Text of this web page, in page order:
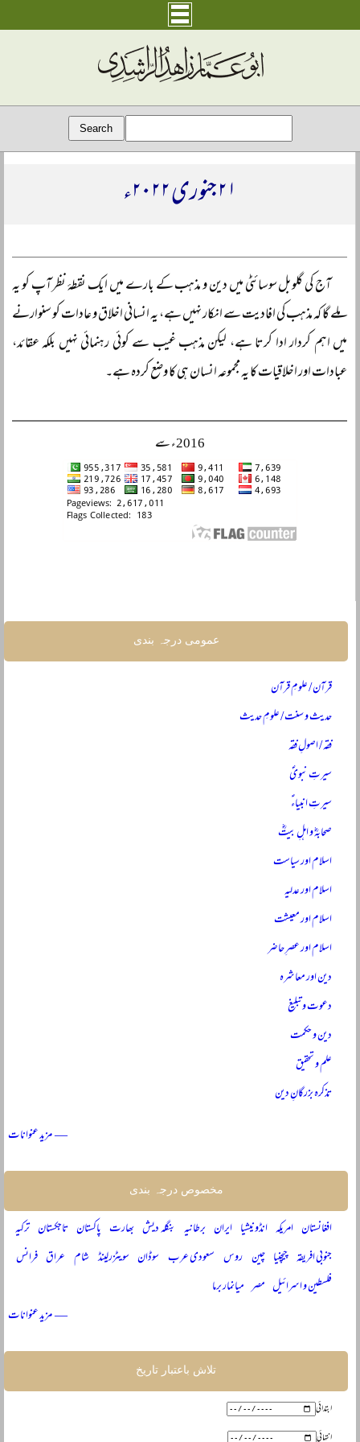
۲۱ جنوری ۲۰۲۲ء
آج کی گلوبل سوسائٹی میں دین و مذہب کے بارے میں ایک نقطۂ نظر آپ کو یہ
ملے گا کہ مذہب کی افادیت سے انکار نہیں ہے، یہ انسانی اخلاق و عادات کو سنوارنے
میں اہم کردار ادا کرتا ہے، لیکن مذہب غیب سے کوئی رہنمائی نہیں بلکہ عقائد،
عبادات اور اخلاقیات کا یہ مجموعہ انسان ہی کا وضع کردہ ہے۔
2016ء سے
عمومی درجہ بندی
قرآن / علومِ قرآن
حدیث و سنت / علومِ حدیث
فقہ / اصولِ فقہ
سیرتِ نبویؐ
سیرتِ انبیاءؑ
صحابہؓ و اہلِ بیتؓ
اسلام اور سیاست
اسلام اور عدلیہ
اسلام اور معیشت
اسلام اور عصرِ حاضر
دین اور معاشرہ
دعوت و تبلیغ
دین و حکمت
علم و تحقیق
تذکرہ بزرگانِ دین
— مزید عنوانات
مخصوص درجہ بندی
افغانستان امریکہ انڈونیشیا ایران برطانیہ بنگلہ دیش بھارت پاکستان تاجکستان ترکیہ
جنوبی افریقہ چیچنیا چین روس سعودی عرب سوڈان سویٹزرلینڈ شام عراق فرانس
فلسطین و اسرائیل مصر میانمار برما
— مزید عنوانات
تلاش باعتبار تاریخ
ابتدائی
انتہائی